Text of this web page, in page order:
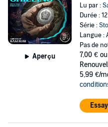
Aperçu
Lu par :
Durée :
Série :
Langue :
Pas de
7,00 €
5,99 €/